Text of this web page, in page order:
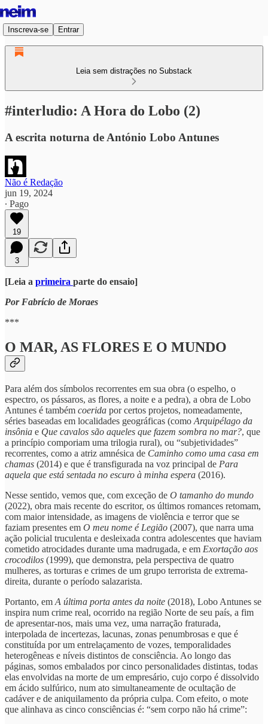
Inscreva-se Entrar
Leia sem distrações no Substack
#interludio: A Hora do Lobo (2)
A escrita noturna de António Lobo Antunes
Não é Redação
jun 19, 2024
∙ Pago
19
3
[Leia a primeira parte do ensaio]
Por Fabrício de Moraes
***
O MAR, AS FLORES E O MUNDO
Para além dos símbolos recorrentes em sua obra (o espelho, o
espectro, os pássaros, as flores, a noite e a pedra), a obra de Lobo
Antunes é também coerida por certos projetos, nomeadamente,
séries baseadas em localidades geográficas (como Arquipélago da
insônia e Que cavalos são aqueles que fazem sombra no mar?, que
a princípio comporiam uma trilogia rural), ou “subjetividades”
recorrentes, como a atriz amnésica de Caminho como uma casa em
chamas (2014) e que é transfigurada na voz principal de Para
aquela que está sentada no escuro à minha espera (2016).
Nesse sentido, vemos que, com exceção de O tamanho do mundo
(2022), obra mais recente do escritor, os últimos romances retomam,
com maior intensidade, as imagens de violência e terror que se
faziam presentes em O meu nome é Legião (2007), que narra uma
ação policial truculenta e desleixada contra adolescentes que haviam
cometido atrocidades durante uma madrugada, e em Exortação aos
crocodilos (1999), que demonstra, pela perspectiva de quatro
mulheres, as torturas e crimes de um grupo terrorista de extrema-
direita, durante o período salazarista.
Portanto, em A última porta antes da noite (2018), Lobo Antunes se
inspira num crime real, ocorrido na região Norte de seu país, a fim
de apresentar-nos, mais uma vez, uma narração fraturada,
interpolada de incertezas, lacunas, zonas penumbrosas e que é
constituída por um entrelaçamento de vozes, temporalidades
heterogêneas e níveis distintos de consciência. Ao longo das
páginas, somos embalados por cinco personalidades distintas, todas
elas envolvidas na morte de um empresário, cujo corpo é dissolvido
em ácido sulfúrico, num ato simultaneamente de ocultação de
cadáver e de aniquilamento da própria culpa. Com efeito, o mote
que alinhava as cinco consciências é: “sem corpo não há crime”: